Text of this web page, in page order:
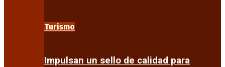
Turismo
Impulsan un sello de calidad para